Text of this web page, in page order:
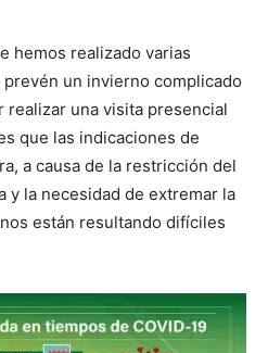
hemos realizado varias
un invierno complicado
una visita presencial
que las indicaciones de
a causa de la restricción del
y la necesidad de extremar la
están resultando difíciles